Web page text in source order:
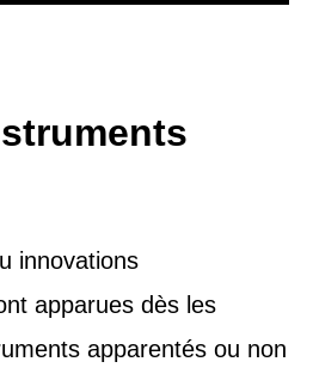
innovations
apparues dès les
apparentés ou non